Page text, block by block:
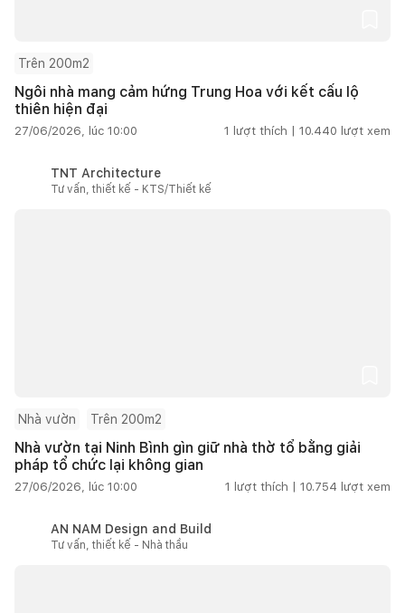
Trên 200m2
Ngôi nhà mang cảm hứng Trung Hoa với kết cấu lộ
thiên hiện đại
27/06/2026, lúc 10:00 1 lượt thích | 10.440 lượt xem
TNT Architecture
Tư vấn, thiết kế - KTS/Thiết kế
Nhà vườn Trên 200m2
Nhà vườn tại Ninh Bình gìn giữ nhà thờ tổ bằng giải
pháp tổ chức lại không gian
27/06/2026, lúc 10:00 1 lượt thích | 10.754 lượt xem
AN NAM Design and Build
Tư vấn, thiết kế - Nhà thầu